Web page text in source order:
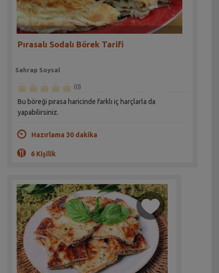
Pırasalı Sodalı Börek Tarifi
Sahrap Soysal
(0)
Bu böreği pırasa haricinde farklı iç harçlarla da
yapabilirsiniz.
Hazırlama 30 dakika
6 Kişilik